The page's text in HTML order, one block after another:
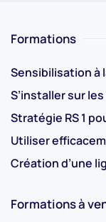
Formations
Sensibilisation à
S’installer sur
Stratégie RS 1
Utiliser
Création d’une
Formations à